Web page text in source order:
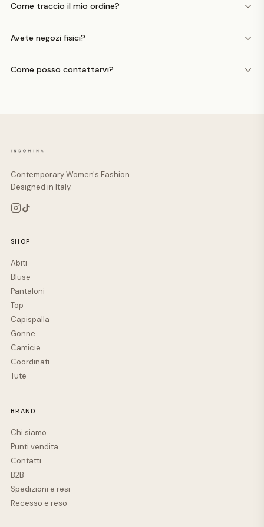
Come traccio il mio ordine?
Avete negozi fisici?
Come posso contattarvi?
Contemporary Women's Fashion.
Designed in Italy.
SHOP
Abiti
Bluse
Pantaloni
Top
Capispalla
Gonne
Camicie
Coordinati
Tute
BRAND
Chi siamo
Punti vendita
Contatti
B2B
Spedizioni e resi
Recesso e reso